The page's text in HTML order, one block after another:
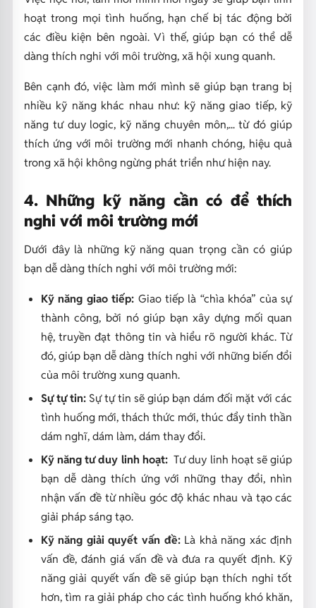
hoạt trong mọi tình huống, hạn chế bị tác động bởi
các điều kiện bên ngoài. Vì thế, giúp bạn có thể dễ
dàng thích nghi với môi trường, xã hội xung quanh.
Bên cạnh đó, việc làm mới mình sẽ giúp bạn trang bị
nhiều kỹ năng khác nhau như: kỹ năng giao tiếp, kỹ
năng tư duy logic, kỹ năng chuyên môn,... từ đó giúp
thích ứng với môi trường mới nhanh chóng, hiệu quả
trong xã hội không ngừng phát triển như hiện nay.
4. Những kỹ năng cần có để thích
nghi với môi trường mới
Dưới đây là những kỹ năng quan trọng cần có giúp
bạn dễ dàng thích nghi với môi trường mới:
Kỹ năng giao tiếp: Giao tiếp là “chìa khóa” của sự
thành công, bởi nó giúp bạn xây dựng mối quan
hệ, truyền đạt thông tin và hiểu rõ người khác. Từ
đó, giúp bạn dễ dàng thích nghi với những biến đổi
của môi trường xung quanh.
Sự tự tin: Sự tự tin sẽ giúp bạn dám đối mặt với các
tình huống mới, thách thức mới, thúc đẩy tinh thần
dám nghĩ, dám làm, dám thay đổi.
Kỹ năng tư duy linh hoạt: Tư duy linh hoạt sẽ giúp
bạn dễ dàng thích ứng với những thay đổi, nhìn
nhận vấn đề từ nhiều góc độ khác nhau và tạo các
giải pháp sáng tạo.
Kỹ năng giải quyết vấn đề:Là khả năng xác định
vấn đề, đánh giá vấn đề và đưa ra quyết định. Kỹ
năng giải quyết vấn đề sẽ giúp bạn thích nghi tốt
hơn, tìm ra giải pháp cho các tình huống khó khăn,